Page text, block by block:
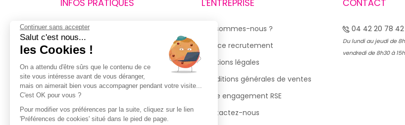
INFOS PRATIQUES
Retours et remboursements
Suivi de commande
Livraisons
Guide des tailles
Politique de confidentialité
Conditions générales d’utilisation
L'ENTREPRISE
Qui sommes-nous ?
Espace recrutement
Mentions légales
Conditions générales de ventes
Notre engagement RSE
Contactez-nous
CONTACT
04 42 20 78 42
Du lundi au jeudi de
vendredi de 8h30 à
Continuer sans accepter
Salut c'est nous...
les Cookies !
On a attendu d'être sûrs que le contenu de ce
site vous intéresse avant de vous déranger,
mais on aimerait bien vous accompagner pendant votre visite...
C'est OK pour vous ?
Pour modifier vos préférences par la suite, cliquez sur le lien
'Préférences de cookies' situé dans le pied de page.